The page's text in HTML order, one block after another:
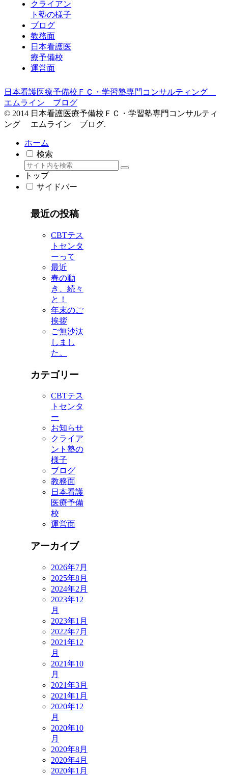
クライアン
ト塾の様子
ブログ
教務面
日本看護医
療予備校
運営面
日本看護医療予備校ＦＣ・学習塾専門コンサルティング
エムライン ブログ
© 2014 日本看護医療予備校ＦＣ・学習塾専門コンサルティ
ング エムライン ブログ.
ホーム
検索
トップ
サイドバー
最近の投稿
CBTテス
トセンタ
ーって
最近
春の動
き、続々
と！
年末のご
挨拶
ご無沙汰
しまし
た。
カテゴリー
CBTテス
トセンタ
ー
お知らせ
クライア
ント塾の
様子
ブログ
教務面
日本看護
医療予備
校
運営面
アーカイブ
2026年7月
2025年8月
2024年2月
2023年12
月
2023年1月
2022年7月
2021年12
月
2021年10
月
2021年3月
2021年1月
2020年12
月
2020年10
月
2020年8月
2020年4月
2020年1月